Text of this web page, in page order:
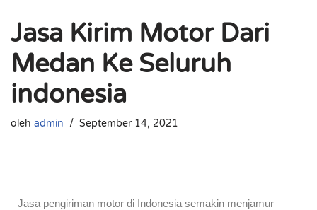
Jasa Kirim Motor Dari
Medan Ke Seluruh
indonesia
oleh admin September 14, 2021
Jasa pengiriman motor di Indonesia semakin menjamur